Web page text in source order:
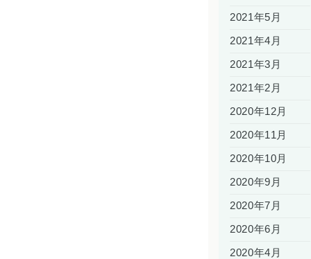
2021年5月
2021年4月
2021年3月
2021年2月
2020年12月
2020年11月
2020年10月
2020年9月
2020年7月
2020年6月
2020年4月